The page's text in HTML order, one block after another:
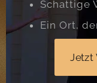
Schattige
Ein Ort,
Jetzt